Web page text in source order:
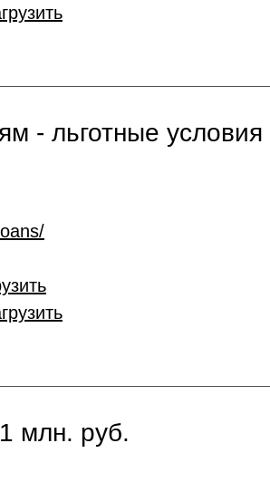
- льготные условия
млн. руб.